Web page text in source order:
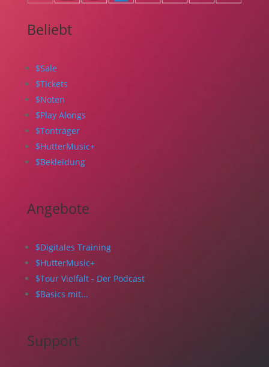
Beliebt
$Sale
$Tickets
$Noten
$Play Alongs
$Tonträger
$HutterMusic+
$Bekleidung
Angebote
$Digitales Training
$HutterMusic+
$Tour Vielfalt - Der Podcast
$Basics mit...
Support